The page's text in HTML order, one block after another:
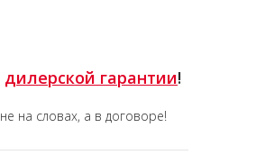
дилерской гарантии!
не на словах, а в договоре!